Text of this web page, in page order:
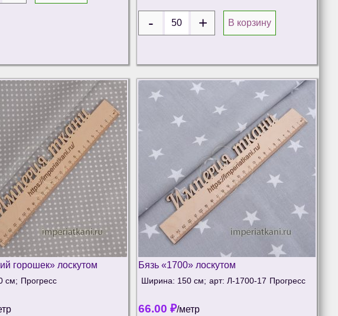
В корзину
горошек» лоскутом
см; Прогресс
Бязь «1700» лоскутом
Ширина: 150 см; арт: Л-1700-17 Прогресс
66.00 ₽/метр